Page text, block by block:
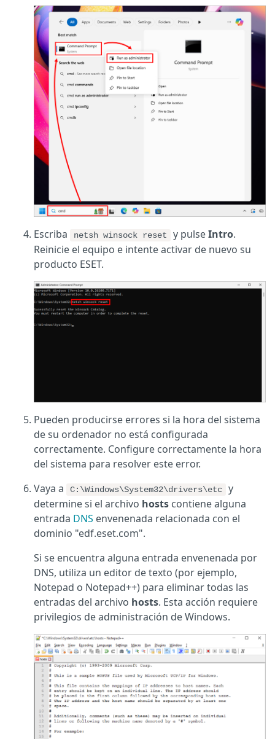
Escriba netsh winsock reset y pulseIntro.
Reinicie el equipo e intente activar de nuevo su
producto ESET.
Pueden producirse errores si la hora del sistema
de su ordenador no está configurada
correctamente. Configure correctamente la hora
del sistema para resolver este error.
Vaya a
C:\Windows\System32\drivers\etc
y
determine si el archivo hosts contiene alguna
entrada DNS envenenada relacionada con el
dominio "edf.eset.com".
Si se encuentra alguna entrada envenenada por
DNS, utiliza un editor de texto (por ejemplo,
Notepad o Notepad++) para eliminar todas las
entradas del archivo hosts. Esta acción requiere
privilegios de administración de Windows.